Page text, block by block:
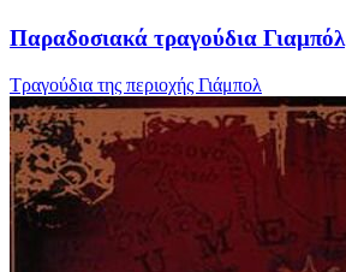
Παραδοσιακά τραγούδια Γιαμπόλ
Τραγούδια της περιοχής Γιάμπολ